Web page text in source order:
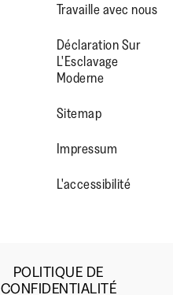
Travaille avec nous
Déclaration Sur
L'Esclavage
Moderne
Sitemap
Impressum
L'accessibilité
POLITIQUE DE
CONFIDENTIALITÉ